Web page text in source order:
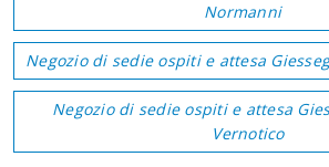
Normanni
Negozio di sedie ospiti e attesa
Negozio di sedie ospiti e attesa
Vernotico